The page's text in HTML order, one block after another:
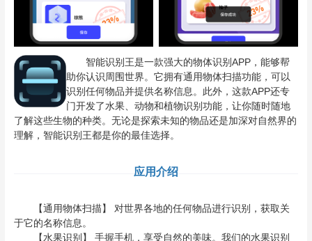
智能识别王是一款强大的物体识别APP，能够帮
助你认识周围世界。它拥有通用物体扫描功能，可以
识别任何物品并提供名称信息。此外，这款APP还专
门开发了水果、动物和植物识别功能，让你随时随地
了解这些生物的种类。无论是探索未知的物品还是加深对自然界的
理解，智能识别王都是你的最佳选择。
应用介绍
【通用物体扫描】 对世界各地的任何物品进行识别，获取关
于它的名称信息。
【水果识别】 手握手机，享受自然的美味。我们的水果识别